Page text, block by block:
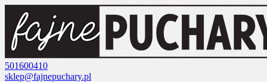
501600410
sklep@fajnepuchary.pl